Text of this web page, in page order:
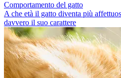
Comportamento del gatto
A che età il gatto diventa più
davvero il suo carattere